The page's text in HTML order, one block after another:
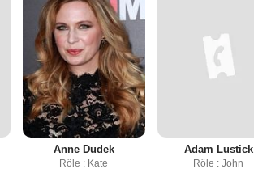
Anne Dudek
Rôle : Kate
Adam Lustick
Rôle : John